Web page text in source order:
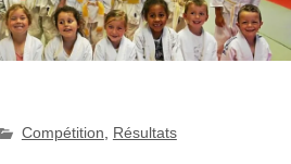
Compétition Résultats